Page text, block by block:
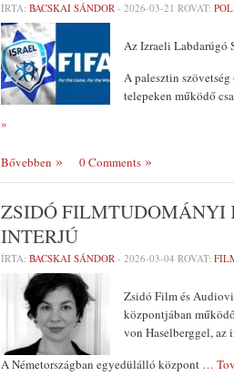
ÍRTA: BACSKAI SÁNDOR - 2026-03-21 ROVAT:
Az Izraeli Labdarúgó
A palesztin
telepeken működő
»
Bővebben 0 Comments
ZSIDÓ FILMTUDOMÁNYI
INTERJÚ
ÍRTA: BACSKAI SÁNDOR - 2026-03-04 ROVAT:
Zsidó Film és
központjában
von Haselberggel, az
A Németországban egyedülálló központ …